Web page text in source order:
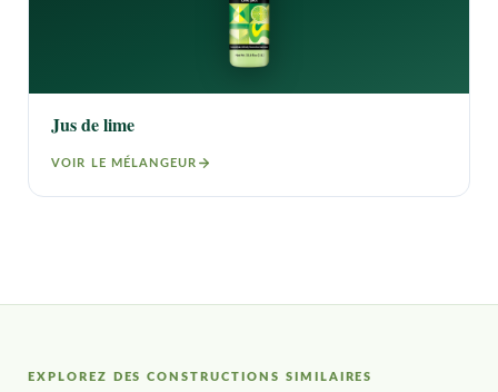
Jus de lime
VOIR LE MÉLANGEUR
EXPLOREZ DES CONSTRUCTIONS SIMILAIRES